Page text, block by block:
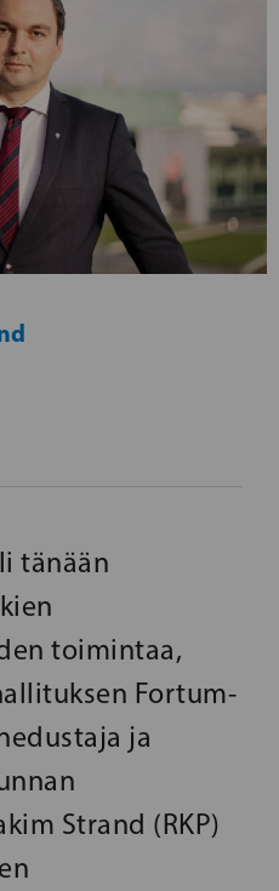
tänään
toimintaa,
Fortum-
ja
Strand (RKP)